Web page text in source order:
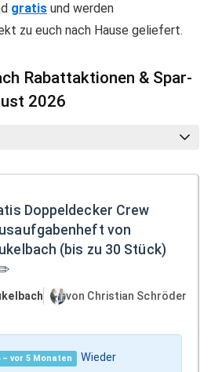
gratis und werden
zu euch nach Hause geliefert.
Rabattaktionen & Spar-
2026
Doppeldecker Crew
von
(bis zu 30 Stück)
von Christian Schröder
– vor 5 Monaten
Wieder